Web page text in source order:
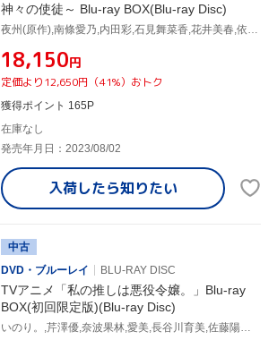
神々の使徒～ Blu-ray BOX(Blu-ray Disc)
¥18,150円
定価より12,650円（41%）おトク
獲得ポイント 165P
在庫なし
発売年月日：2023/08/02
入荷したら知りたい
中古
DVD・ブルーレイ
BLU-RAY DISC
TVアニメ「私の推しは悪役令嬢。」Blu-ray
BOX(初回限定版)(Blu-ray Disc)
いのり。,芹澤優,奈波果林,愛美,長谷川育美,佐藤陽子,朝倉紀行,兎と馬